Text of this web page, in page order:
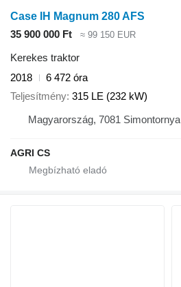
Case IH Magnum 280 AFS
35 900 000 Ft
≈ 99 150 EUR
Kerekes traktor
2018
6 472 óra
Teljesítmény 315 LE (232 kW)
Magyarország, 7081 Simontornya
AGRI CS